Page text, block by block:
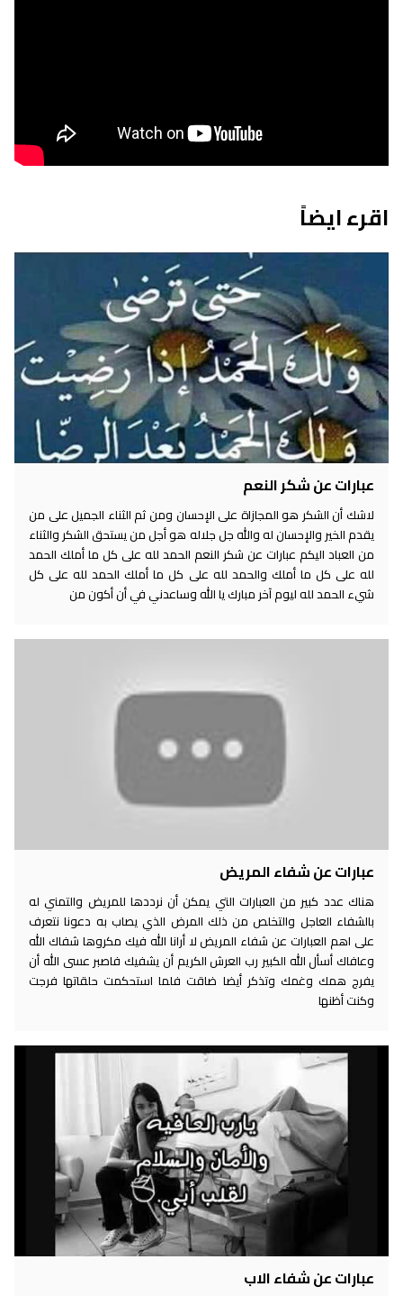
اقرء ايضاً
عبارات عن شكر النعم
لاشك أن الشكر هو المجازاة على الإحسان ومن ثم الثناء الجميل على من
يقدم الخير والإحسان له والله جل جلاله هو أجل من يستحق الشكر والثناء
من العباد اليكم عبارات عن شكر النعم الحمد لله على كل ما أملك الحمد
لله على كل ما أملك والحمد لله على كل ما أملك الحمد لله على كل
شيء الحمد لله ليوم آخر مبارك يا الله وساعدني في أن أكون من
عبارات عن شفاء المريض
هناك عدد كبير من العبارات التي يمكن أن نرددها للمريض والتمني له
بالشفاء العاجل والتخلص من ذلك المرض الذي يصاب به دعونا نتعرف
على اهم العبارات عن شفاء المريض لا أرانا الله فيك مكروها شفاك الله
وعافاك أسأل الله الكبير رب العرش الكريم أن يشفيك فاصبر عسى الله أن
يفرج همك وغمك وتذكر أيضا ضاقت فلما استحكمت حلقاتها فرجت
وكنت أظنها
عبارات عن شفاء الاب